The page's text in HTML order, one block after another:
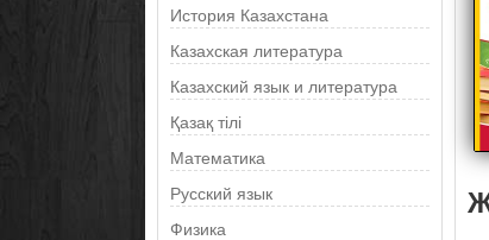
История Казахстана
Казахская литература
Казахский язык и литература
Қазақ тілі
Математика
Русский язык
Физика